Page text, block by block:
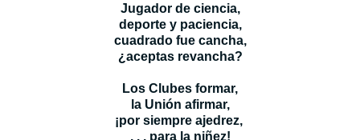
Jugador de ciencia,
deporte y paciencia,
cuadrado fue cancha,
¿aceptas revancha?
Los Clubes formar,
la Unión afirmar,
¡por siempre ajedrez,
. . . para la niñez!